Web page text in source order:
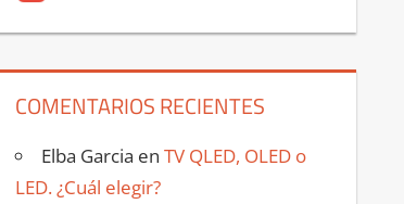
COMENTARIOS RECIENTES
Elba Garcia enTV QLED, OLED o
LED. ¿Cuál elegir?